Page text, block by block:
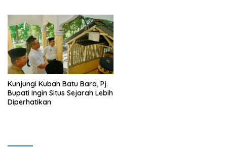
Kunjungi Kubah Batu Bara, Pj.
Bupati Ingin Situs Sejarah Lebih
Diperhatikan